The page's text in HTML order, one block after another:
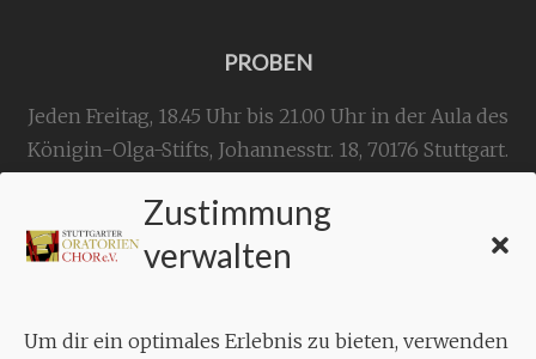
Zustimmung
verwalten
Um dir ein optimales Erlebnis zu bieten, verwenden
PROBEN
Jeden Freitag, 18.45 Uhr bis 21.00 Uhr in der Aula des
Königin-Olga-Stifts, Johannesstr. 18, 70176 Stuttgart.
KONTAKT
Geschäftsstelle:
Aixheimer Str. 18